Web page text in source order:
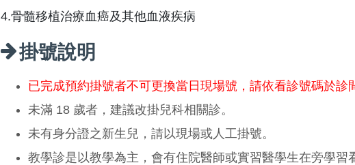
4.骨髓移植治療血癌及其他血液疾病
掛號說明
已完成預約掛號者不可更換當日現場號，請依看診號碼於診
未滿 18 歲者，建議改掛兒科相關診。
未有身分證之新生兒，請以現場或人工掛號。
教學診是以教學為主，會有住院醫師或實習醫學生在旁學習